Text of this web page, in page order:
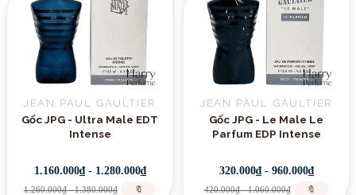
JEAN PAUL GAULTIER
Gốc JPG - Ultra Male EDT
Intense
1.160.000₫ - 1.280.000₫
1.260.000₫ - 1.380.000₫ 🔖
JEAN PAUL GAULTIER
Gốc JPG - Le Male Le
Parfum EDP Intense
320.000₫ - 960.000₫
420.000₫ - 1.060.000₫ 🔖